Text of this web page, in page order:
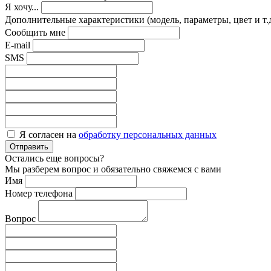
Я хочу...
Дополнительные характеристики (модель, параметры, цвет и
Сообщить мне
E-mail
SMS
Я согласен на обработку персональных данных
Отправить
Остались еще вопросы?
Мы разберем вопрос и обязательно свяжемся с вами
Имя
Номер телефона
Вопрос